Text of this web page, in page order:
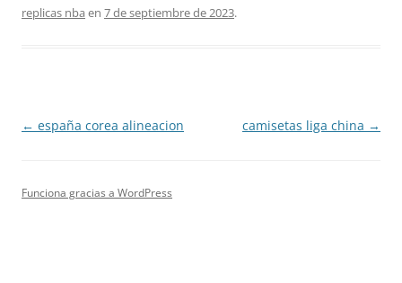
replicas nba en 7 de septiembre de 2023.
Navegación
← españa corea alineacion camisetas liga china →
Funciona gracias a WordPress